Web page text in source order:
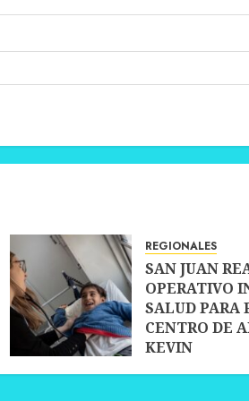
REGIONALES
SAN JUAN
OPERATIVO
SALUD PARA
CENTRO DE
KEVIN
30 JUNIO, 2026